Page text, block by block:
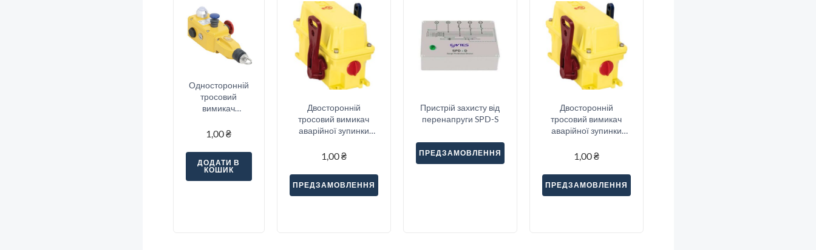
Односторонній
тросовий
вимикач
зупинки Sitec
L3)
1,00₴
ДОДАТИ В
КОШИК
Двосторонній
тросовий вимикач
аварійної зупинки
1,00₴
ПРЕДЗАМОВЛЕННЯ
Пристрій захисту від
перенапруги SPD-S
ПРЕДЗАМОВЛЕННЯ
Двосторонній
тросовий вимикач
аварійної зупинки
1,00₴
ПРЕДЗАМОВЛЕННЯ